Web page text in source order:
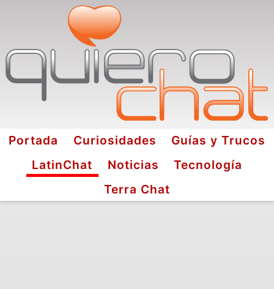
Portada Curiosidades
Guías y Trucos
LatinChat
Noticias
Tecnología
Terra Chat